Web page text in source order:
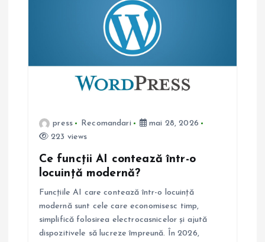
press Recomandari
mai 28, 2026
223 views
Ce funcții AI contează într-o
locuință modernă?
Funcțiile AI care contează într-o locuință
modernă sunt cele care economisesc timp,
simplifică folosirea electrocasnicelor și ajută
dispozitivele să lucreze împreună. În 2026,